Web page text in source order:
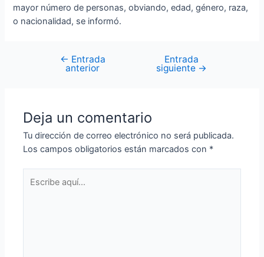
mayor número de personas, obviando, edad, género, raza,
o nacionalidad, se informó.
Navegación
← Entrada
anterior
Entrada
siguiente →
Deja un comentario
Tu dirección de correo electrónico no será publicada.
Los campos obligatorios están marcados con *
aquí...